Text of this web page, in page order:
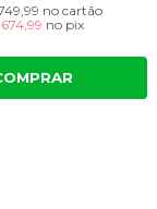
no cartão
no pix